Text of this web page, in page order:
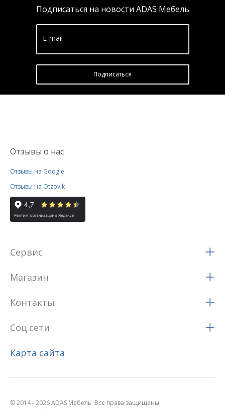
Подписаться на новости ADAS Мебель
E-mail
Подписатьcя
Отзывы о нас
Отзывы на Google
Отзывы на Otzovik
Сервис
Магазин
Контакты
Соц.сети
Карта сайта
© 2014 - 2026 ADAS Мебель. Все права защищены